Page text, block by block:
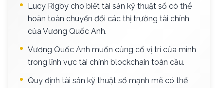
Lucy Rigby cho biết tài sản kỹ thuật số có thể
hoàn toàn chuyển đổi các thị trường tài chính
của Vương Quốc Anh.
Vương Quốc Anh muốn củng cố vị trí của mình
trong lĩnh vực tài chính blockchain toàn cầu.
Quy định tài sản kỹ thuật số mạnh mẽ có thể